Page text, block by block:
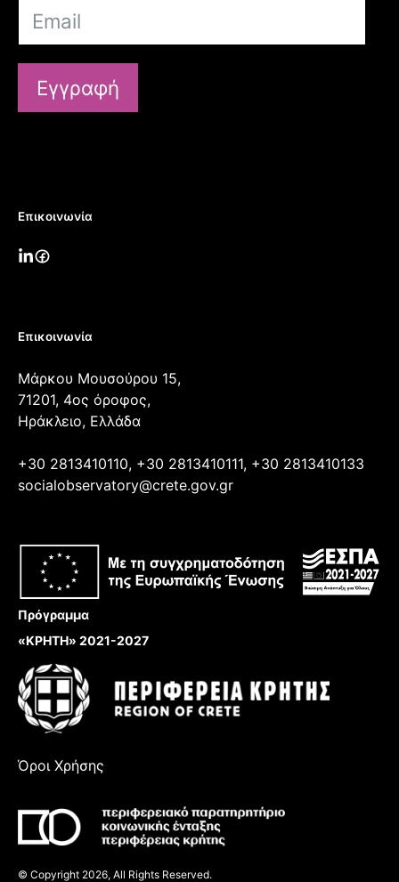
Εγγραφή
Επικοινωνία
Επικοινωνία
Μάρκου Μουσούρου 15,
71201, 4ος όροφος,
Ηράκλειο, Ελλάδα
+30 2813410110, +30 2813410111, +30 2813410133
socialobservatory@crete.gov.gr
Πρόγραμμα
«ΚΡΗΤΗ» 2021-2027
© Copyright 2026, All Rights Reserved.
Όροι Χρήσης